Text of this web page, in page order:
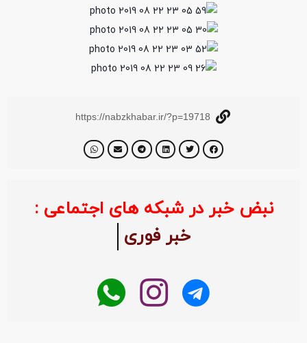
https://nabzkhabar.ir/?p=19718
نبض خبر در شبکه های اجتماعی :
خبر فوری